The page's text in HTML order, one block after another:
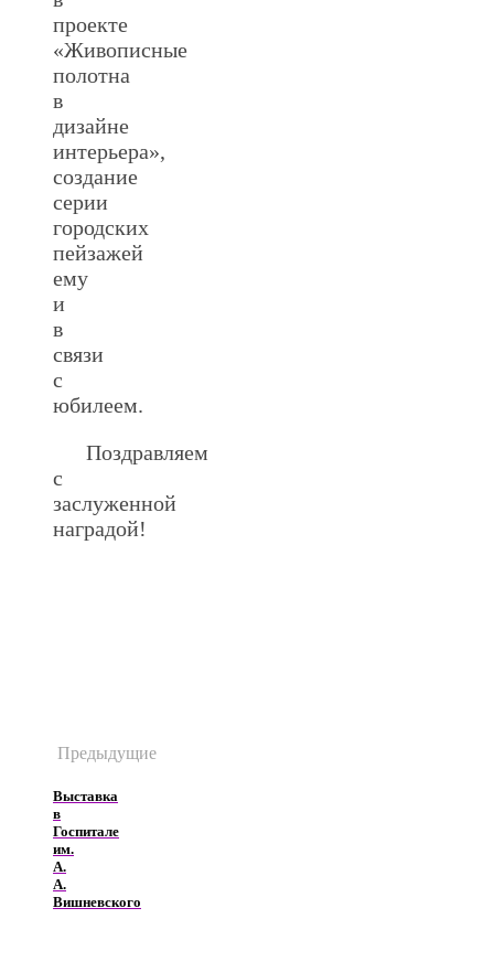
проекте
«Живописные
полотна
в
дизайне
интерьера»,
создание
серии
городских
пейзажей
ему
и
в
связи
с
юбилеем.
Поздравляем
с
заслуженной
наградой!
Предыдущие
Выставка
в
Госпитале
им.
А.
А.
Вишневского